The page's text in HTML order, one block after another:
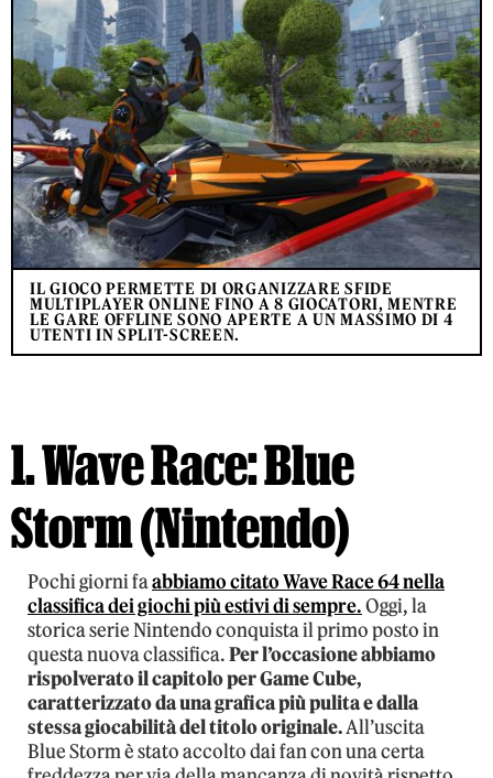
IL GIOCO PERMETTE DI ORGANIZZARE SFIDE
MULTIPLAYER ONLINE FINO A 8 GIOCATORI, MENTRE
LE GARE OFFLINE SONO APERTE A UN MASSIMO DI 4
UTENTI IN SPLIT-SCREEN.
1. Wave Race: Blue
Storm (Nintendo)
Pochi giorni faabbiamo citato Wave Race 64 nella
classifica dei giochi più estivi di sempre.Oggi, la
storica serie Nintendo conquista il primo posto in
questa nuova classifica.Per l’occasione abbiamo
rispolverato il capitolo per Game Cube,
caratterizzato da una grafica più pulita e dalla
stessa giocabilità del titolo originale.All’uscita
Blue Storm è stato accolto dai fan con una certa